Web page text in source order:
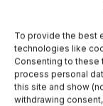
To provide the best
technologies like
Consenting to these
process personal
this site and show
withdrawing
Veneto
Tuscany